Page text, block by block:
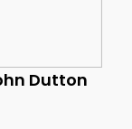
Dutton